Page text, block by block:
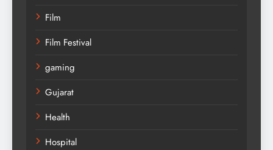
Film
Film Festival
gaming
Gujarat
Health
Hospital